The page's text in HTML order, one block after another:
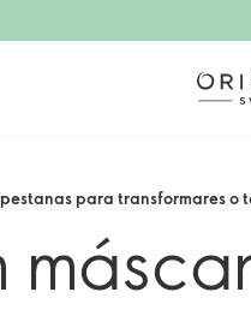
para transformares o